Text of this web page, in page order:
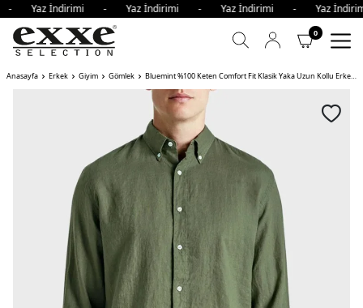
- Yaz İndirimi - Yaz İndirimi - Yaz İndirimi - Yaz
0
Anasayfa Erkek Giyim Gömlek Bluemint %100 Keten Comfort Fit Klasik Yaka Uzun Kollu Erkek Gömlek HAKİ